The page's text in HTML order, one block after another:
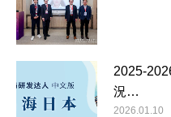
2025-
況…
2026.01.10